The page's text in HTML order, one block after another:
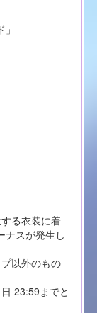
る衣装に着
ナスが発生し
以外のもの
23:59までと